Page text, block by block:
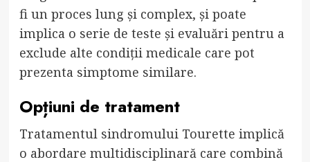
fi un proces lung și complex, și poate
implica o serie de teste și evaluări pentru a
exclude alte condiții medicale care pot
prezenta simptome similare.
Opțiuni de tratament
Tratamentul sindromului Tourette implică
o abordare multidisciplinară care combină